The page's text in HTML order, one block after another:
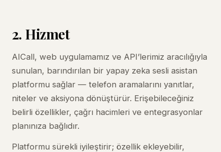
2. Hizmet
AICall, web uygulamamız ve API’lerimiz aracılığıyla
sunulan, barındırılan bir yapay zeka sesli asistan
platformu sağlar — telefon aramalarını yanıtlar,
niteler ve aksiyona dönüştürür. Erişebileceğiniz
belirli özellikler, çağrı hacimleri ve entegrasyonlar
planınıza bağlıdır.
Platformu sürekli iyileştirir; özellik ekleyebilir,